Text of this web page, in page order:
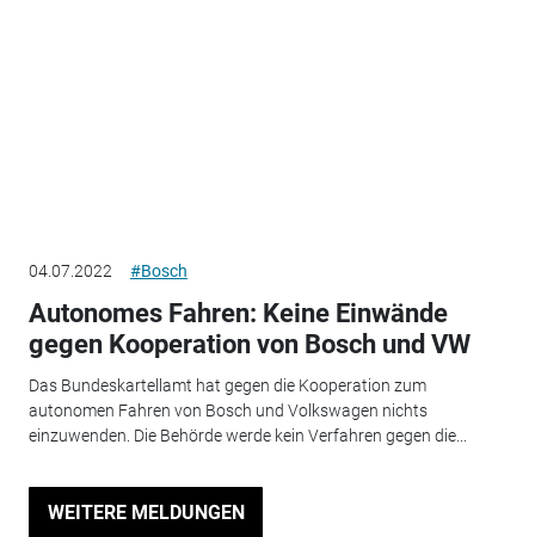
04.07.2022 #Bosch
Autonomes Fahren: Keine Einwände
gegen Kooperation von Bosch und VW
Das Bundeskartellamt hat gegen die Kooperation zum
autonomen Fahren von Bosch und Volkswagen nichts
einzuwenden. Die Behörde werde kein Verfahren gegen die...
WEITERE MELDUNGEN